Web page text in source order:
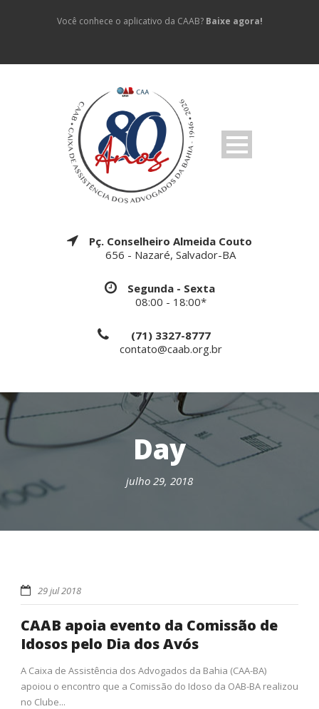
Você conhece o aplicativo da CAAB? Baixe agora!
Pç. Conselheiro Almeida Couto
656 - Nazaré, Salvador-BA
Segunda - Sexta
08:00 - 18:00*
(71) 3327-8777
contato@caab.org.br
Day
julho 29, 2018
29 jul 2018
CAAB apoia evento da Comissão de
Idosos pelo Dia dos Avós
A Caixa de Assistência dos Advogados da Bahia (CAA-BA)
apoiou o encontro que a Comissão do Idoso da OAB-BA realizou
no Clube...